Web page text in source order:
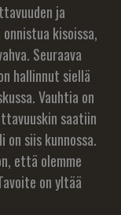
ja
kisoissa,
Seuraava
hallinnut siellä
Vauhtia on
saatiin
on siis kunnossa.
että olemme
on yltää